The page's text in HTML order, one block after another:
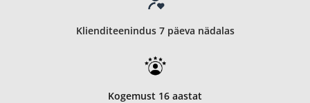
Klienditeenindus 7 päeva nädalas
Kogemust 16 aastat